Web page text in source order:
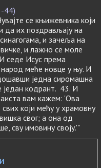
44)
се књижевника који
да их поздрављају на
и зачеља на
и лажно се моле
седе Исус према
народ меће новце у њу. И
једна сиромашна
један кодрант. 43. И
вам кажем: 'Ова
који мећу у храмовну
свог; а она од
сву имовину своју.'"